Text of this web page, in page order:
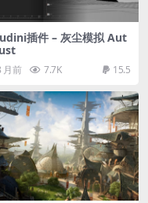
插件 – 灰尘模拟 Aut
月前 7.7K 15.5